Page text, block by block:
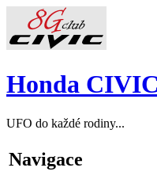
Honda
UFO do každé rodiny...
Navigace